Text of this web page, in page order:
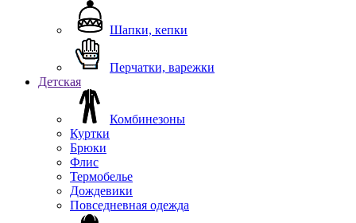
Шапки, кепки
Перчатки, варежки
Детская
Комбинезоны
Куртки
Брюки
Флис
Термобелье
Дождевики
Повседневная одежда